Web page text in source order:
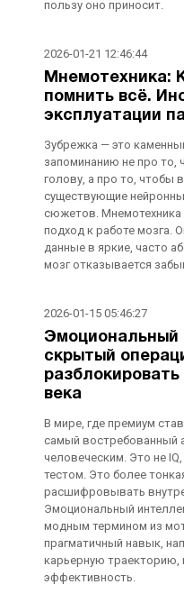
пользу оно приносит.
2026-01-21 12:46:44
Мнемотехника:
помнить всё.
эксплуатации
Зубрежка — это
запоминанию не про
голову, а про то, чтобы
существующие
сюжетов. Мнемотехника
подход к работе мозга.
данные в яркие, часто
мозг отказывается
2026-01-15 05:46:27
Эмоциональный
скрытый
разблокировать
века
В мире, где премиум
самый востребованный
человеческим. Это не
тестом. Это более
расшифровывать
Эмоциональный
модным термином из
прагматичный навык,
карьерную траекторию,
эффективность.